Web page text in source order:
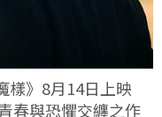
樣》8月14日上映
春與恐懼交纏之作